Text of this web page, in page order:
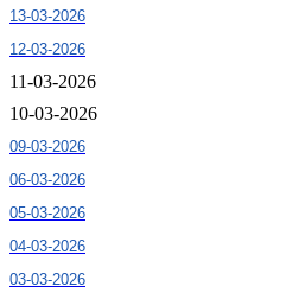
13-03-2026
12-03-2026
11-03-2026
10-03-2026
09-03-2026
06-03-2026
05-03-2026
04-03-2026
03-03-2026